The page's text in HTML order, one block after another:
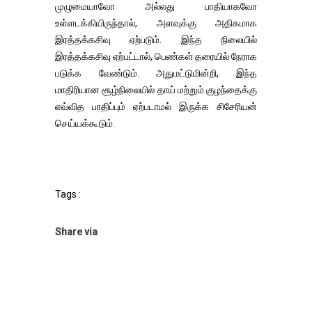
முழுமையாவோ அல்லது பாதியாகவோ
உள்ளடக்கியிருந்தால், அளவுக்கு அதிகமாக
இரத்தக்கசிவு ஏற்படும். இந்த நிலையில்
இரத்தக்கசிவு ஏற்பட்டால், பெண்கள் தரையில் நேராக
படுக்க வேண்டும். அதுமட்டுமின்றி, இந்த
மாதிரியான சூழ்நிலையில் தாய் மற்றும் குழந்தைக்கு
எவ்வித பாதிப்பும் ஏற்படாமல் இருக்க சிசேரியன்
செய்யக்கூடும்.
Tags :
Share via